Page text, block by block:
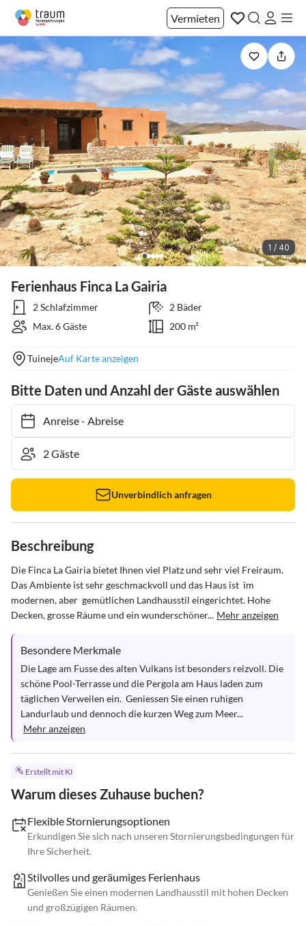
Vermieten
1 / 40
Ferienhaus Finca La Gairia
2 Schlafzimmer
2 Bäder
Max. 6 Gäste
200 m²
TuinejeAuf Karte anzeigen
Bitte Daten und Anzahl der Gäste auswählen
Anreise- Abreise
Unverbindlich anfragen
Beschreibung
Die Finca La Gairia bietet Ihnen viel Platz und sehr viel Freiraum.
Das Ambiente ist sehr geschmackvoll und das Haus ist  im
modernen, aber  gemütlichen Landhausstil eingerichtet. Hohe
Decken, grosse Räume und ein wunderschöner... Mehr anzeigen
Besondere Merkmale
Die Lage am Fusse des alten Vulkans ist besonders reizvoll. Die
schöne Pool-Terrasse und die Pergola am Haus laden zum
täglichen Verweilen ein.  Geniessen Sie einen ruhigen
Landurlaub und dennoch die kurzen Weg zum Meer...
Mehr anzeigen
Erstellt mit KI
Warum dieses Zuhause buchen?
Flexible Stornierungsoptionen
Erkundigen Sie sich nach unseren Stornierungsbedingungen für
Ihre Sicherheit.
Stilvolles und geräumiges Ferienhaus
Genießen Sie einen modernen Landhausstil mit hohen Decken
und großzügigen Räumen.